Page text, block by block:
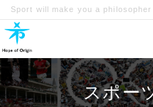
Sport will make you a philosopher
スポー